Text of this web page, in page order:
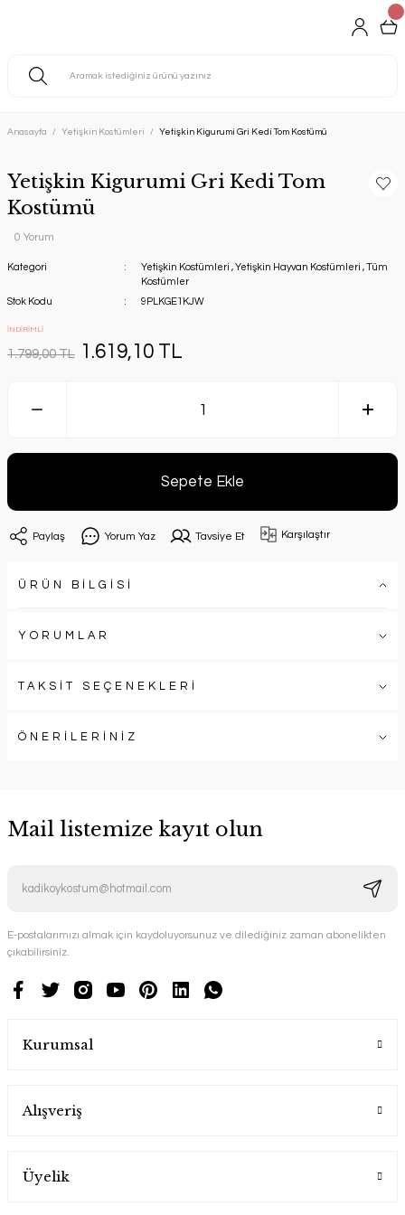
Anasayfa Yetişkin Kostümleri Yetişkin Kigurumi Gri Kedi Tom Kostümü
Yetişkin Kigurumi Gri Kedi Tom
Kostümü
0 Yorum
Kategori Yetişkin Kostümleri ,Yetişkin Hayvan Kostümleri ,Tüm
Kostümler
Stok Kodu
9PLKGE1KJW
İNDİRİMLİ
1.799,00 TL 1.619,10 TL
Sepete Ekle
Paylaş Yorum Yaz Tavsiye Et Karşılaştır
ÜRÜN BİLGİSİ
YORUMLAR
TAKSİT SEÇENEKLERİ
ÖNERİLERİNİZ
Mail listemize kayıt olun
E-postalarımızı almak için kaydoluyorsunuz ve dilediğiniz zaman abonelikten
çıkabilirsiniz.
Kurumsal
Alışveriş
Üyelik